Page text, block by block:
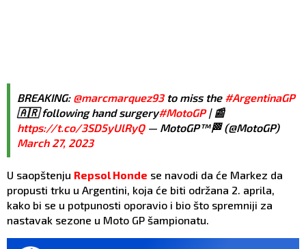
BREAKING: @marcmarquez93to miss the #ArgentinaGP
🇦🇷 following hand surgery#MotoGP| 📰
https://t.co/3SD5yUlRyQ— MotoGP™🏁 (@MotoGP)
March 27, 2023
U saopštenju Repsol Honde se navodi da će Markez da
propusti trku u Argentini, koja će biti održana 2. aprila,
kako bi se u potpunosti oporavio i bio što spremniji za
nastavak sezone u Moto GP šampionatu.